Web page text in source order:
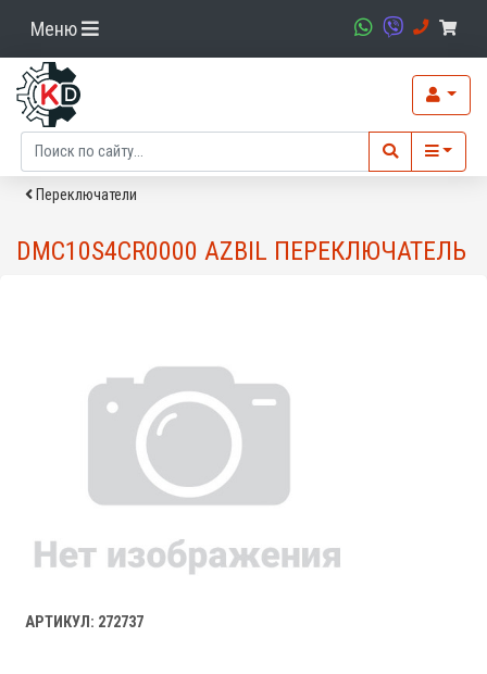
Меню
Переключатели
DMC10S4CR0000 AZBIL ПЕРЕКЛЮЧАТЕЛЬ
АРТИКУЛ: 272737